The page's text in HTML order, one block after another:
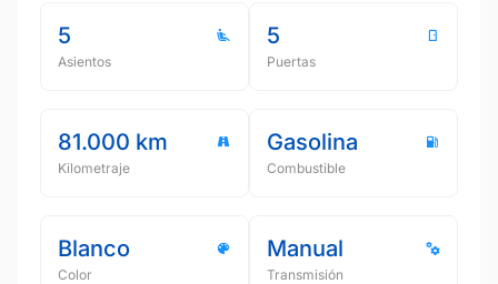
5
Asientos
5
Puertas
81.000 km
Kilometraje
Gasolina
Combustible
Blanco
Color
Manual
Transmisión